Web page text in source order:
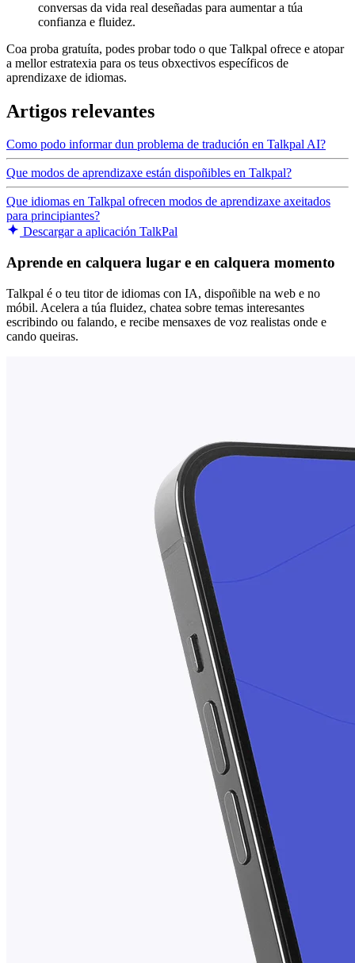
conversas da vida real deseñadas para aumentar a túa
confianza e fluidez.
Coa proba gratuíta, podes probar todo o que Talkpal ofrece e atopar
a mellor estratexia para os teus obxectivos específicos de
aprendizaxe de idiomas.
Artigos relevantes
Como podo informar dun problema de tradución en Talkpal AI?
Que modos de aprendizaxe están dispoñibles en Talkpal?
Que idiomas en Talkpal ofrecen modos de aprendizaxe axeitados
para principiantes?
Descargar a aplicación TalkPal
Aprende en calquera lugar e en calquera momento
Talkpal é o teu titor de idiomas con IA, dispoñible na web e no
móbil. Acelera a túa fluidez, chatea sobre temas interesantes
escribindo ou falando, e recibe mensaxes de voz realistas onde e
cando queiras.